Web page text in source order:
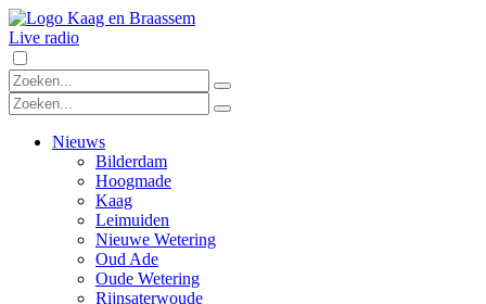
Live radio
Nieuws
Bilderdam
Hoogmade
Kaag
Leimuiden
Nieuwe Wetering
Oud Ade
Oude Wetering
Rijnsaterwoude